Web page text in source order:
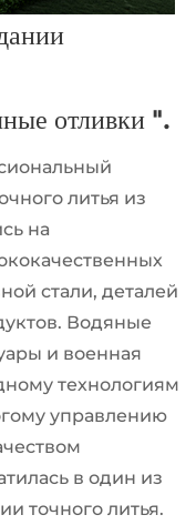
отливки ".
литья из
на
стали, деталей
Водяные
и военная
технологиям
управлению
в один из
точного литья.